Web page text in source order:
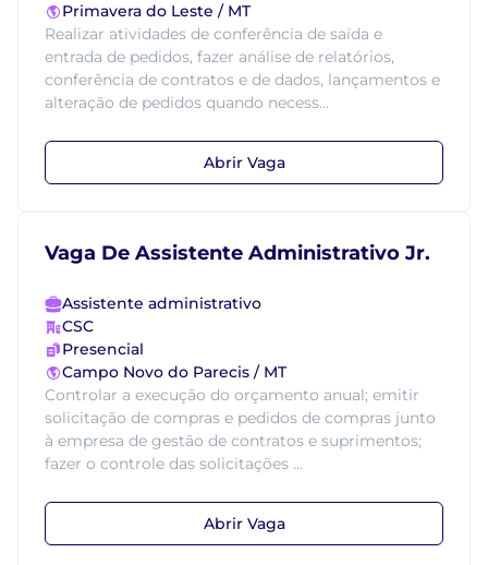
Primavera do Leste / MT
Realizar atividades de conferência de saída e
entrada de pedidos, fazer análise de relatórios,
conferência de contratos e de dados, lançamentos e
alteração de pedidos quando necess...
Abrir Vaga
Vaga De Assistente Administrativo Jr.
Assistente administrativo
CSC
Presencial
Campo Novo do Parecis / MT
Controlar a execução do orçamento anual; emitir
solicitação de compras e pedidos de compras junto
à empresa de gestão de contratos e suprimentos;
fazer o controle das solicitações ...
Abrir Vaga